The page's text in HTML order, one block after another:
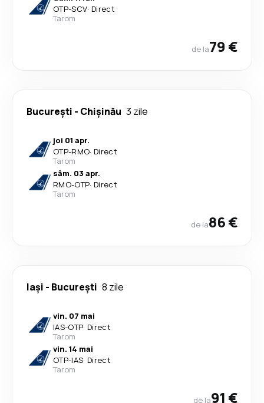
OTP-SCV· Direct
Tarom
de la79 €
București - Chișinău 3 zile
joi 01 apr.
OTP-RMO· Direct
Tarom
sâm. 03 apr.
RMO-OTP· Direct
Tarom
de la86 €
Iași - București 8 zile
vin. 07 mai
IAS-OTP· Direct
Tarom
vin. 14 mai
OTP-IAS· Direct
Tarom
de la91 €